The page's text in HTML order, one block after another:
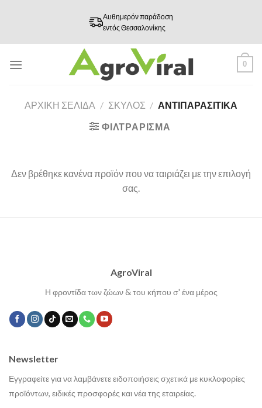
Αυθημερόν παράδοση
εντός Θεσσαλονίκης
0
ΑΡΧΙΚΉ ΣΕΛΊΔΑ / ΣΚΥΛΟΣ / ΑΝΤΙΠΑΡΑΣΙΤΙΚΑ
ΦΙΛΤΡΆΡΙΣΜΑ
Δεν βρέθηκε κανένα προϊόν που να ταιριάζει με την επιλογή
σας.
AgroViral
Η φροντίδα των ζώων & του κήπου σ' ένα μέρος
Newsletter
Εγγραφείτε για να λαμβάνετε ειδοποιήσεις σχετικά με κυκλοφορίες
προϊόντων, ειδικές προσφορές και νέα της εταιρείας.